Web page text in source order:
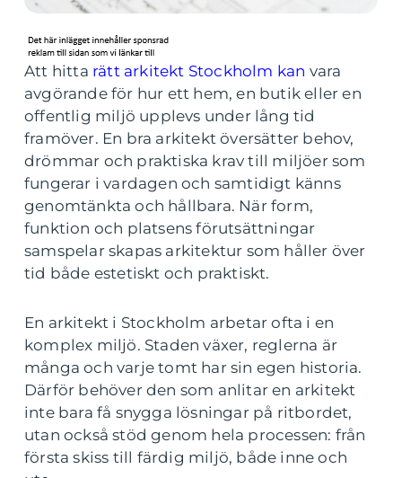
Att hitta rätt arkitekt Stockholm kan vara
avgörande för hur ett hem, en butik eller en
offentlig miljö upplevs under lång tid
framöver. En bra arkitekt översätter behov,
drömmar och praktiska krav till miljöer som
fungerar i vardagen och samtidigt känns
genomtänkta och hållbara. När form,
funktion och platsens förutsättningar
samspelar skapas arkitektur som håller över
tid både estetiskt och praktiskt.
En arkitekt i Stockholm arbetar ofta i en
komplex miljö. Staden växer, reglerna är
många och varje tomt har sin egen historia.
Därför behöver den som anlitar en arkitekt
inte bara få snygga lösningar på ritbordet,
utan också stöd genom hela processen: från
första skiss till färdig miljö, både inne och